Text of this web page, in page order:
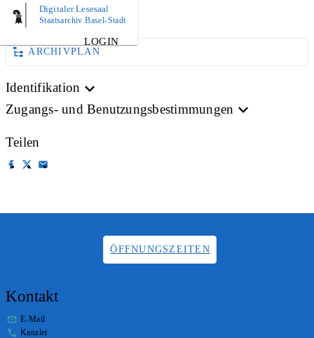
Digitaler Lesesaal
Staatsarchiv Basel-Stadt
LOGIN
AKTE
ARCHIVPLAN
Identifikation
Zugangs- und Benutzungsbestimmungen
Teilen
ÖFFNUNGSZEITEN
Kontakt
E-Mail
Kanzlei